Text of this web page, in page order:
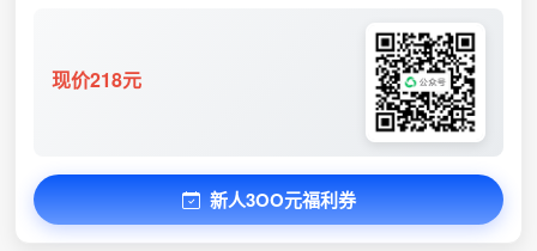
现价218元
新人3OO元福利券